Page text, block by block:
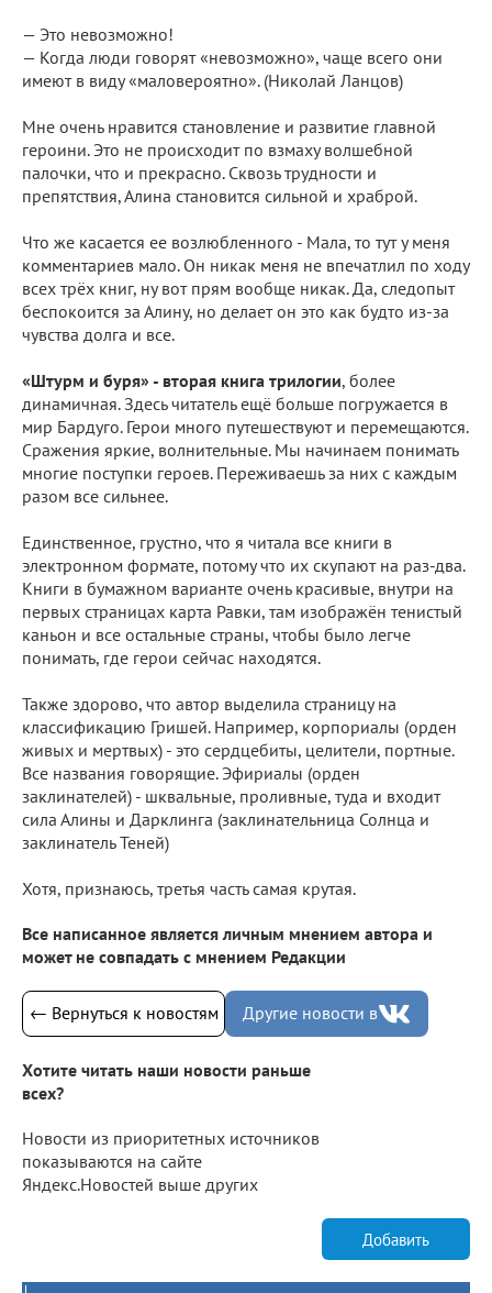
— Это невозможно!
— Когда люди говорят «невозможно», чаще всего они
имеют в виду «маловероятно». (Николай Ланцов)
Мне очень нравится становление и развитие главной
героини. Это не происходит по взмаху волшебной
палочки, что и прекрасно. Сквозь трудности и
препятствия, Алина становится сильной и храброй.
Что же касается ее возлюбленного - Мала, то тут у меня
комментариев мало. Он никак меня не впечатлил по ходу
всех трёх книг, ну вот прям вообще никак. Да, следопыт
беспокоится за Алину, но делает он это как будто из-за
чувства долга и все.
«Штурм и буря» - вторая книга трилогии, более
динамичная. Здесь читатель ещё больше погружается в
мир Бардуго. Герои много путешествуют и перемещаются.
Сражения яркие, волнительные. Мы начинаем понимать
многие поступки героев. Переживаешь за них с каждым
разом все сильнее.
Единственное, грустно, что я читала все книги в
электронном формате, потому что их скупают на раз-два.
Книги в бумажном варианте очень красивые, внутри на
первых страницах карта Равки, там изображён тенистый
каньон и все остальные страны, чтобы было легче
понимать, где герои сейчас находятся.
Также здорово, что автор выделила страницу на
классификацию Гришей. Например, корпориалы (орден
живых и мертвых) - это сердцебиты, целители, портные.
Все названия говорящие. Эфириалы (орден
заклинателей) - шквальные, проливные, туда и входит
сила Алины и Дарклинга (заклинательница Солнца и
заклинатель Теней)
Хотя, признаюсь, третья часть самая крутая.
Все написанное является личным мнением автора и
может не совпадать с мнением Редакции
← Вернуться к новостям Другие новости в
Хотите читать наши новости раньше
всех?
Новости из приоритетных источников
показываются на сайте
Яндекс.Новостей выше других
Добавить